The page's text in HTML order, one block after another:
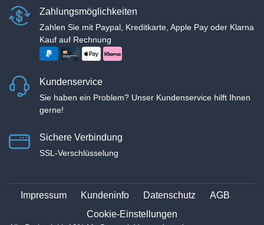
Zahlungsmöglichkeiten
Zahlen Sie mit Paypal, Kreditkarte, Apple Pay oder Klarna
Kauf auf Rechnung
Kundenservice
Sie haben ein Problem? Unser Kundenservice hilft Ihnen
gerne!
Sichere Verbindung
SSL-Verschlüsselung
Impressum Kundeninfo Datenschutz
AGB
Cookie-Einstellungen